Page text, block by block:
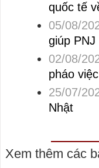
quốc tế
05/08/
giúp
02/08/
pháo
25/07/
Nhật
Xem thêm các